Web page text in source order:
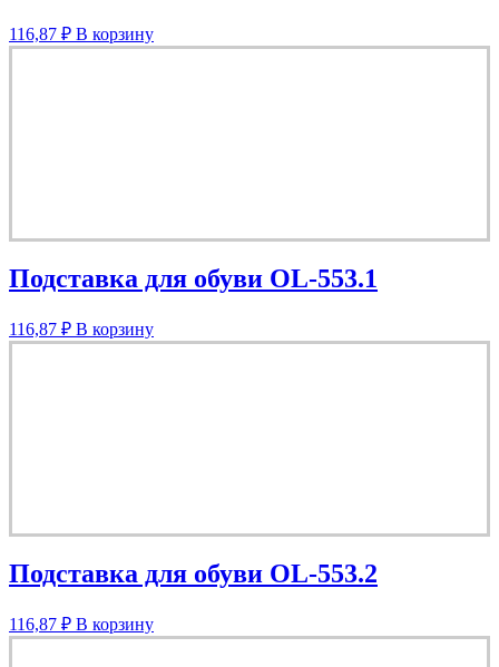
116,87 ₽ В корзину
Подставка для обуви OL-553.1
116,87 ₽ В корзину
Подставка для обуви OL-553.2
116,87 ₽ В корзину